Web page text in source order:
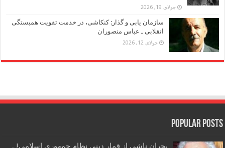
جولای 19, 2026
سازمان یابی و گذار: کنکاشی، در خدمت تقویت همبستگی
انقلابی ـ عباس منصوران
جولای 12, 2026
Popular Posts
بحران ناشی از قمار دینی نظام جمهوری اسلامی! ـ